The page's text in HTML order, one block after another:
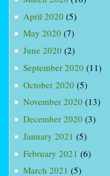
April 2020 (5)
May 2020 (7)
June 2020 (2)
September 2020 (11)
October 2020 (5)
November 2020 (13)
December 2020 (3)
January 2021 (5)
February 2021 (6)
March 2021 (5)